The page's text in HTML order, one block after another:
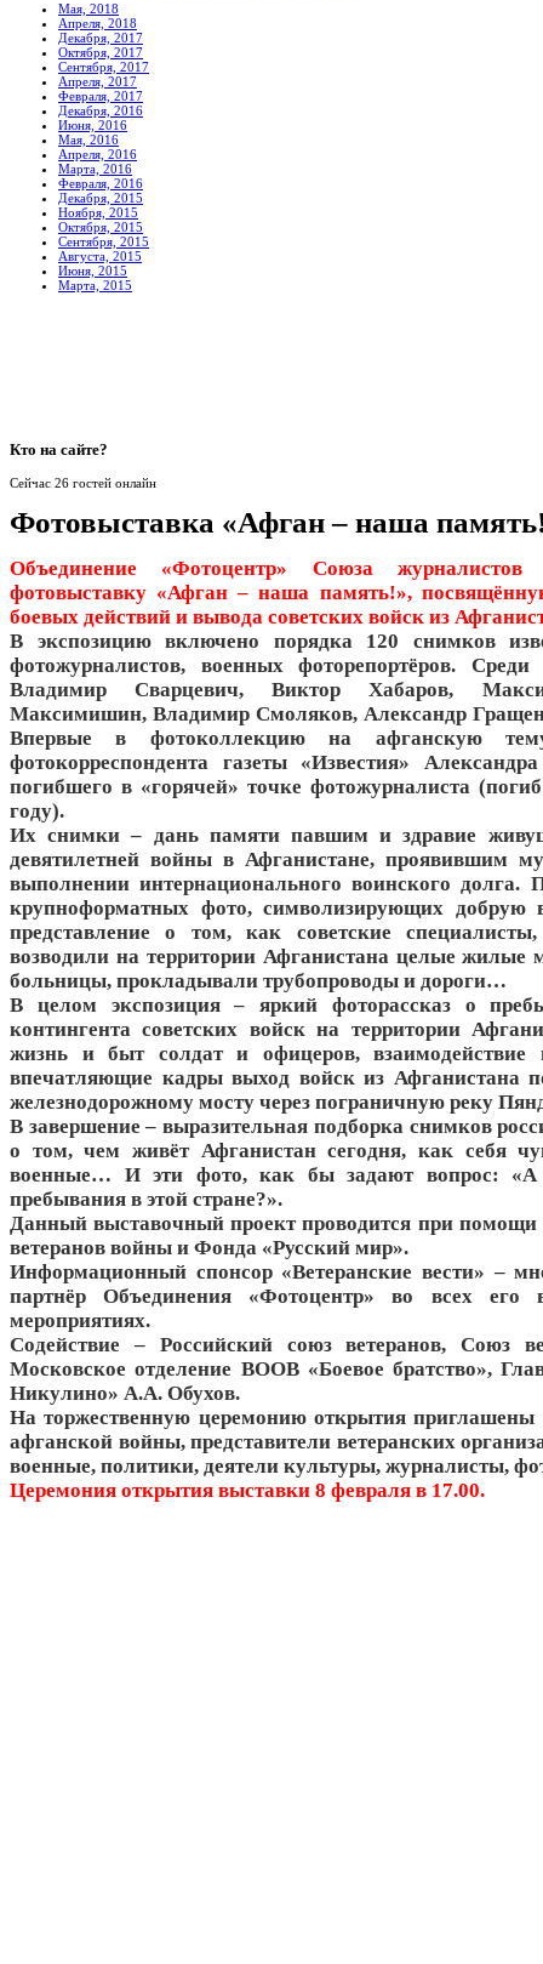
Мая, 2018
Апреля, 2018
Декабря, 2017
Октября, 2017
Сентября, 2017
Апреля, 2017
Февраля, 2017
Декабря, 2016
Июня, 2016
Мая, 2016
Апреля, 2016
Марта, 2016
Февраля, 2016
Декабря, 2015
Ноября, 2015
Октября, 2015
Сентября, 2015
Августа, 2015
Июня, 2015
Марта, 2015
Кто на сайте?
Сейчас 26 гостей онлайн
Фотовыставка «Афган – наша
Объединение «Фотоцентр» Союза журналистов
фотовыставку «Афган – наша память!»,
боевых действий и вывода советских войск из
В экспозицию включено порядка 120 снимков
фотожурналистов, военных фоторепортёров.
Владимир Сварцевич, Виктор Хабаров,
Максимишин, Владимир Смоляков, Александр
Впервые в фотоколлекцию на афганскую
фотокорреспондента газеты «Известия»
погибшего в «горячей» точке фотожурналиста
году).
Их снимки – дань памяти павшим и здравие
девятилетней войны в Афганистане, проявившим
выполнении интернационального воинского долга.
крупноформатных фото, символизирующих
представление о том, как советские
возводили на территории Афганистана целые
больницы, прокладывали трубопроводы и дороги…
В целом экспозиция – яркий фоторассказ о
контингента советских войск на территории
жизнь и быт солдат и офицеров,
впечатляющие кадры выход войск из Афганистана
железнодорожному мосту через пограничную реку
В завершение – выразительная подборка снимков
о том, чем живёт Афганистан сегодня, как себя
военные… И эти фото, как бы задают вопрос:
пребывания в этой стране?».
Данный выставочный проект проводится при помощи
ветеранов войны и Фонда «Русский мир».
Информационный спонсор «Ветеранские вести» –
партнёр Объединения «Фотоцентр» во всех его
мероприятиях.
Содействие – Российский союз ветеранов, Союз
Московское отделение ВООВ «Боевое братство»,
Никулино» А.А. Обухов.
На торжественную церемонию открытия приглашены
афганской войны, представители ветеранских
военные, политики, деятели культуры, журналисты,
Церемония открытия выставки 8 февраля в 17.00.